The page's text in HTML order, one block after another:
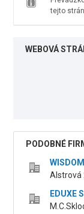
tejto
WEBOVÁ
PODOBNÉ
Alstrová
EDUXE